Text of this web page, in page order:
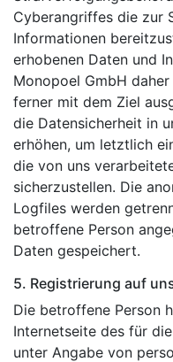
Cyberangriffes die zur
Informationen
erhobenen Daten und
Monopoel GmbH
ferner mit dem Ziel
die Datensicherheit in
erhöhen, um letztlich
die von uns
sicherzustellen. Die
Logfiles werden
betroffene Person
Daten gespeichert.
5. Registrierung auf
Die betroffene Person
Internetseite des für
unter Angabe von